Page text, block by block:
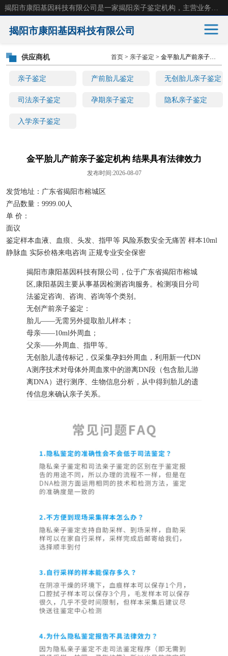
揭阳市康阳基因科技有限公司
亲子鉴定 产前胎儿鉴定 无创胎儿亲子鉴定
司法亲子鉴定 孕期亲子鉴定 隐私亲子鉴定
入学亲子鉴定
供应商机 首页 > 亲子鉴定 > 金平胎儿产前亲子鉴定机构 结果具有法律效力
金平胎儿产前亲子鉴定机构 结果具有法律效力
发布时间:2026-08-07
发货地址：广东省揭阳市榕城区
产品数量：9999.00人
单 价：
面议
鉴定样本血液、血痕、头发、指甲等 风险系数安全无痛苦 样本10ml
静脉血 实际价格来电咨询 正规专业安全保密
揭阳市康阳基因科技有限公司，位于广东省揭阳市榕城
区,康阳基因主要从事基因检测咨询服务。检测项目分司
法鉴定咨询、咨询、咨询等个类别。
无创产前亲子鉴定：
胎儿——无需另外提取胎儿样本；
母亲——10ml外周血；
父亲——外周血、指甲等。
无创胎儿遗传标记，仅采集孕妇外周血，利用新一代DN
A测序技术对母体外周血浆中的游离DN段（包含胎儿游
离DNA）进行测序、生物信息分析，从中得到胎儿的遗
传信息来确认亲子关系。
亲子鉴定 产前胎儿鉴定
无创胎儿亲子鉴定 司法亲子鉴定
孕期亲子鉴定